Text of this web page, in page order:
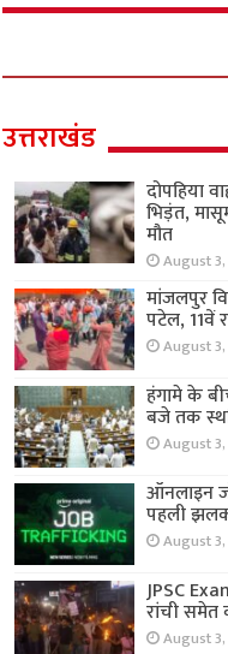
उत्तराखंड
दोपहिया
भिड़ंत,
मौत
August
मांजलपुर
पटेल, 11वें
August
हंगामे के
बजे तक
August
ऑनलाइन
पहली
August
JPSC
रांची समेत
August